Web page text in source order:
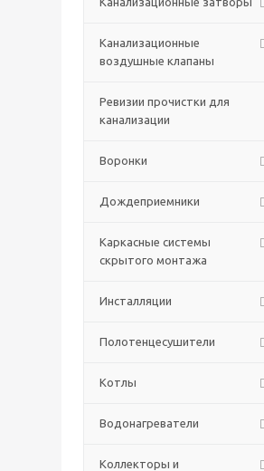
Канализационные
воздушные клапаны
Ревизии прочистки для
канализации
Воронки
Дождеприемники
Каркасные системы
скрытого монтажа
Инсталляции
Полотенцесушители
Котлы
Водонагреватели
Коллекторы и